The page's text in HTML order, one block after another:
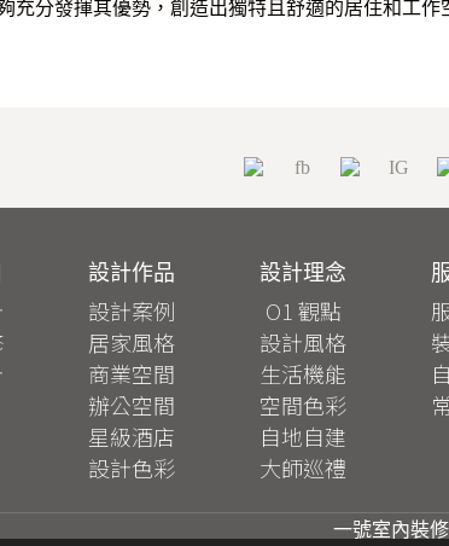
充分發揮其優勢，創造出獨特且舒適的居住和工作
設計作品
設計案例
居家風格
商業空間
辦公空間
星級酒店
設計色彩
設計理念
O1 觀點
設計風格
生活機能
空間色彩
自地自建
大師巡禮
一號室內裝